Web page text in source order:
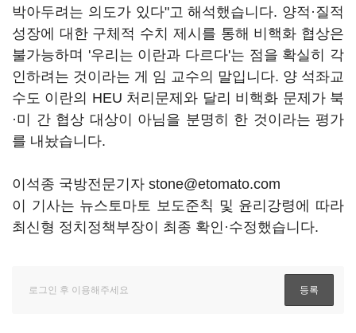
박아두려는 의도가 있다"고 해석했습니다. 양적·질적
성장에 대한 구체적 수치 제시를 통해 비핵화 협상은
불가능하며 '우리는 이란과 다르다'는 점을 확실히 각
인하려는 것이라는 게 임 교수의 말입니다. 양 석좌교
수도 이란의 HEU 처리문제와 달리 비핵화 문제가 북
·미 간 협상 대상이 아님을 분명히 한 것이라는 평가
를 내놨습니다.
이석종 국방전문기자 stone@etomato.com
이 기사는 뉴스토마토 보도준칙 및 윤리강령에 따라
최신형 정치정책부장이 최종 확인·수정했습니다.